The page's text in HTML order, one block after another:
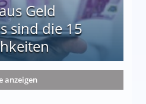
Geld
sind die 15
anzeigen